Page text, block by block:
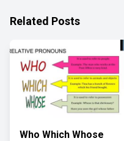
Related Posts
Who Which Whose